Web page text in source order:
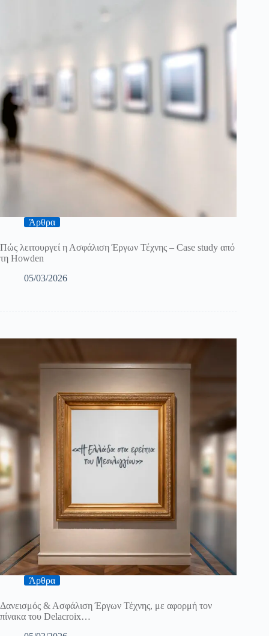
Άρθρα
Πώς λειτουργεί η Ασφάλιση Έργων Τέχνης – Case study από
τη Howden
05/03/2026
Άρθρα
Δανεισμός & Ασφάλιση Έργων Τέχνης, με αφορμή τον
πίνακα του Delacroix…